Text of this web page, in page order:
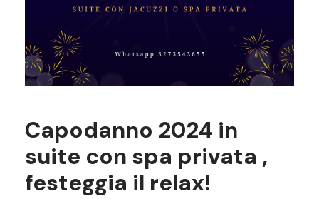
Capodanno 2024 in
suite con spa privata ,
festeggia il relax!